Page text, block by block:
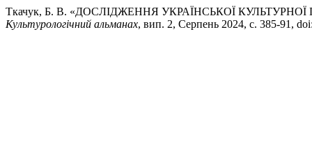
Ткачук, Б. В. «ДОСЛІДЖЕННЯ УКРАЇНСЬКОЇ
Культурологічний альманах, вип. 2, Серпень 2024, с. 385-91,